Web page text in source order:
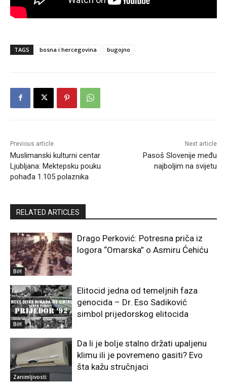
TAGS bosna i hercegovina bugojno
Previous article
Muslimanski kulturni centar
Ljubljana: Mektepsku pouku
pohađa 1.105 polaznika
Next article
Pasoš Slovenije među
najboljim na svijetu
RELATED ARTICLES
BiH
Drago Perković: Potresna priča iz
logora “Omarska” o Asmiru Ćehiću
BiH
Elitocid jedna od temeljnih faza
genocida – Dr. Eso Sadiković
simbol prijedorskog elitocida
Zanimljivosti
Da li je bolje stalno držati upaljenu
klimu ili je povremeno gasiti? Evo
šta kažu stručnjaci